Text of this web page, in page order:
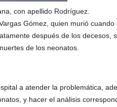
con apellido Rodríguez.
Gómez, quien murió
después de los decesos,
de los neonatos.
a atender la problemática,
y hacer el análisis